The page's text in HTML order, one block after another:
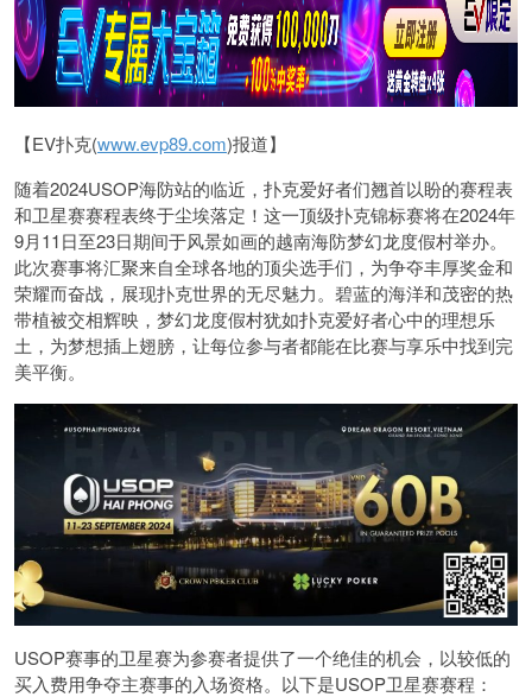
【EV扑克(www.evp89.com)报道】
随着2024USOP海防站的临近，扑克爱好者们翘首以盼的赛程表
和卫星赛赛程表终于尘埃落定！这一顶级扑克锦标赛将在2024年
9月11日至23日期间于风景如画的越南海防梦幻龙度假村举办。
此次赛事将汇聚来自全球各地的顶尖选手们，为争夺丰厚奖金和
荣耀而奋战，展现扑克世界的无尽魅力。碧蓝的海洋和茂密的热
带植被交相辉映，梦幻龙度假村犹如扑克爱好者心中的理想乐
土，为梦想插上翅膀，让每位参与者都能在比赛与享乐中找到完
美平衡。
USOP赛事的卫星赛为参赛者提供了一个绝佳的机会，以较低的
买入费用争夺主赛事的入场资格。以下是USOP卫星赛赛程：